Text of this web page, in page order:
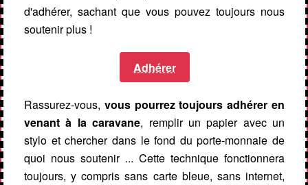
d'adhérer, sachant que vous pouvez toujours nous
soutenir plus !
Adhérer
Rassurez-vous, vous pourrez toujours adhérer en
venant à la caravane, remplir un papier avec un
stylo et chercher dans le fond du porte-monnaie de
quoi nous soutenir ... Cette technique fonctionnera
toujours, y compris sans carte bleue, sans internet,